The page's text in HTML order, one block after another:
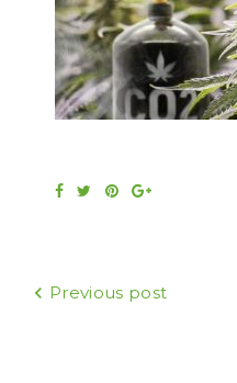
Facebook
TwitterPinterestGoogle+
Навигация
Previous post